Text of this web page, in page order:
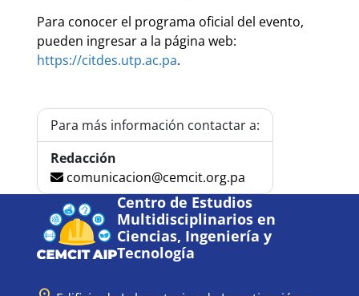
Para conocer el programa oficial del evento,
pueden ingresar a la página web:
https://citdes.utp.ac.pa.
Para más información contactar a:
Redacción
comunicacion@cemcit.org.pa
Centro de Estudios
Multidisciplinarios en
Ciencias, Ingeniería y
Tecnología